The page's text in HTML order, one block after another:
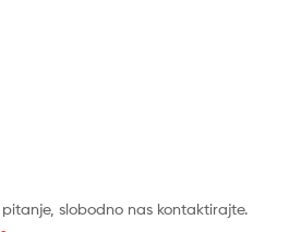
slobodno nas kontaktirajte.